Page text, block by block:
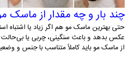
چند بار و چه مقدار از ماسک
حتی بهترین ماسک مو هم اگر زیاد یا اشتباه
عکس بدهد و باعث سنگینی، چربی یا
از ماسک مو باید کاملاً متناسب با جنس و